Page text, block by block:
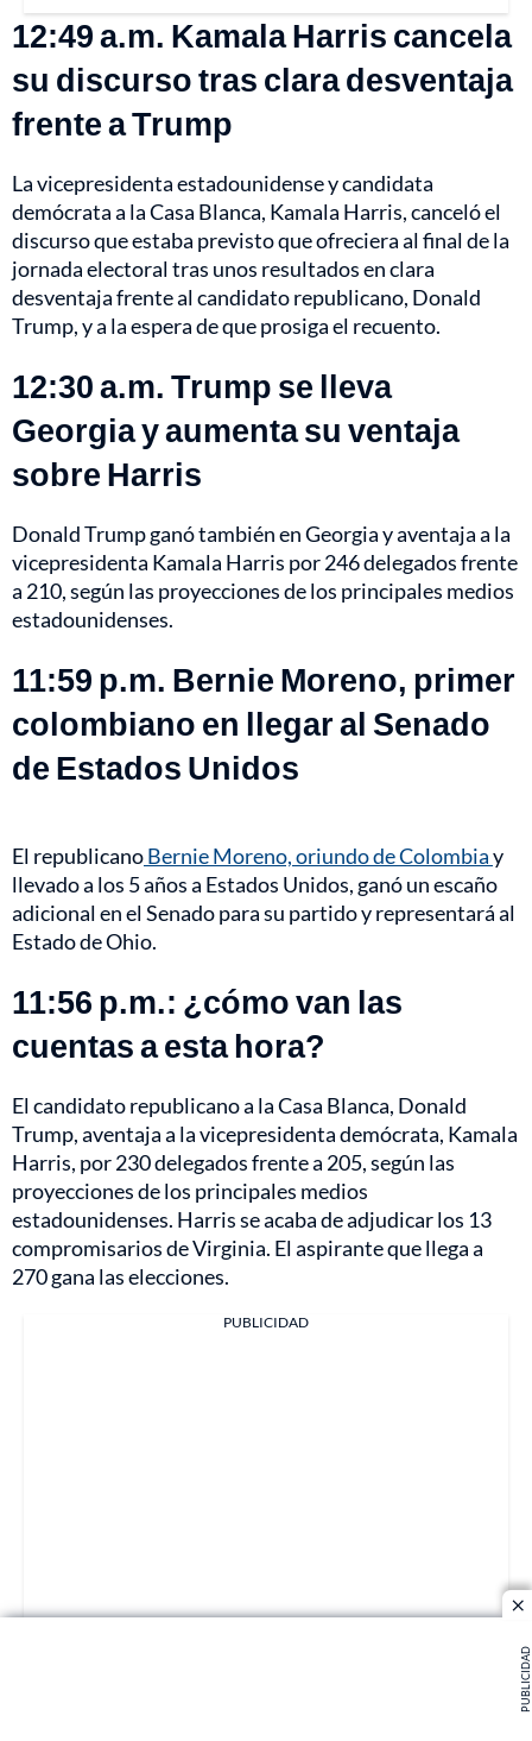
PUBLICIDAD
12:49 a.m. Kamala Harris cancela
su discurso tras clara desventaja
frente a Trump
La vicepresidenta estadounidense y candidata
demócrata a la Casa Blanca, Kamala Harris, canceló el
discurso que estaba previsto que ofreciera al final de la
jornada electoral tras unos resultados en clara
desventaja frente al candidato republicano, Donald
Trump, y a la espera de que prosiga el recuento.
12:30 a.m. Trump se lleva
Georgia y aumenta su ventaja
sobre Harris
Donald Trump ganó también en Georgia y aventaja a la
vicepresidenta Kamala Harris por 246 delegados frente
a 210, según las proyecciones de los principales medios
estadounidenses.
11:59 p.m. Bernie Moreno, primer
colombiano en llegar al Senado
de Estados Unidos
El republicanoBernie Moreno, oriundo de Colombiay
llevado a los 5 años a Estados Unidos, ganó un escaño
adicional en el Senado para su partido y representará al
Estado de Ohio.
11:56 p.m.: ¿cómo van las
cuentas a esta hora?
El candidato republicano a la Casa Blanca, Donald
Trump, aventaja a la vicepresidenta demócrata, Kamala
Harris, por 230 delegados frente a 205, según las
proyecciones de los principales medios
estadounidenses. Harris se acaba de adjudicar los 13
compromisarios de Virginia. El aspirante que llega a
270 gana las elecciones.
PUBLICIDAD